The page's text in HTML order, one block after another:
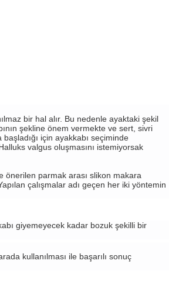
bir hal alır. Bu nedenle ayaktaki şekil
şekline önem vermekte ve sert, sivri
için ayakkabı seçiminde
valgus oluşmasını istemiyorsak
önerilen parmak arası slikon makara
çalışmalar adı geçen her iki yöntemin
giyemeyecek kadar bozuk şekilli bir
kullanılması ile başarılı sonuç